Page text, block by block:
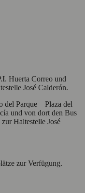
Huerta Correo und
José Calderón.
del Parque – Plaza del
und von dort den Bus
Haltestelle José
zur Verfügung.